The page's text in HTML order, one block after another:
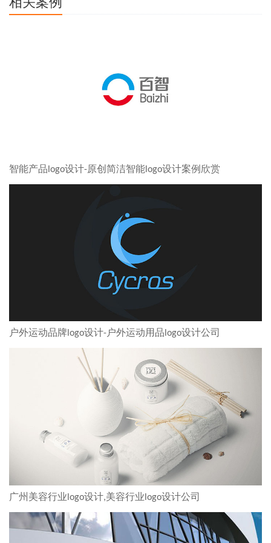
相关案例
智能产品logo设计-原创简洁智能logo设计案例欣赏
户外运动品牌logo设计-户外运动用品logo设计公司
广州美容行业logo设计,美容行业logo设计公司